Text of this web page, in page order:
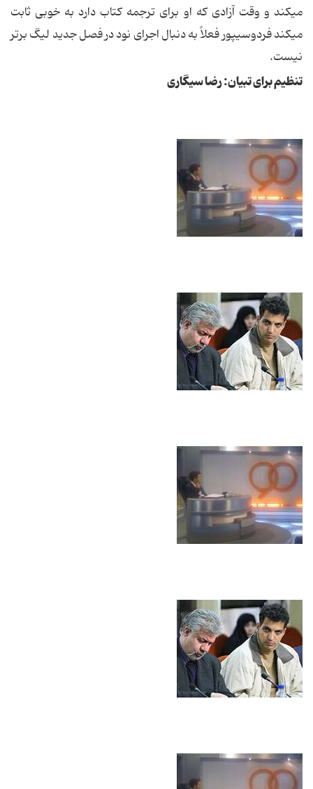
می‏کند و وقت آزادی که او برای ترجمه کتاب دارد به خوبی ثابت
می‏کند فردوسی‏پور فعلاً به دنبال اجرای نود در فصل جدید لیگ برتر
نیست.
تنظیم برای تبیان: رضا سیگاری